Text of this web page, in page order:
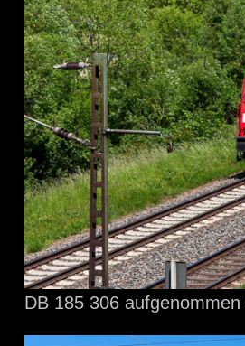
DB 185 306 aufgenommen